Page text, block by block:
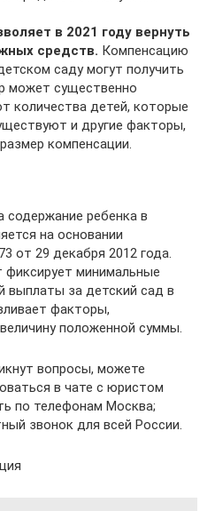
в 2021 году вернуть
средств. Компенсацию
саду могут получить
может существенно
количества детей, которые
и другие факторы,
компенсации.
содержание ребенка в
на основании
от 29 декабря 2012 года.
минимальные
выплаты за детский сад в
факторы,
положенной суммы.
вопросы, можете
в чате с юристом
по телефонам Москва;
звонок для всей России.